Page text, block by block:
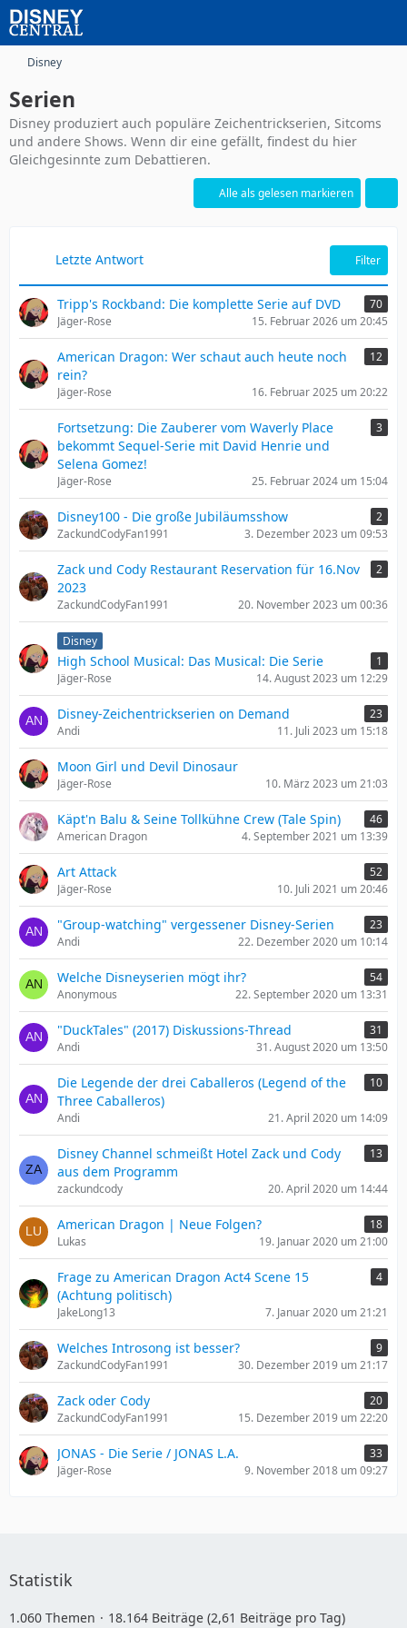
Disney
Serien
Disney produziert auch populäre Zeichentrickserien, Sitcoms
und andere Shows. Wenn dir eine gefällt, findest du hier
Gleichgesinnte zum Debattieren.
Alle als gelesen markieren
Letzte Antwort Filter
Tripp's Rockband: Die komplette Serie auf DVD
70
Jäger-Rose
15. Februar 2026 um 20:45
American Dragon: Wer schaut auch heute noch
rein?
12
Jäger-Rose 16. Februar 2025 um 20:22
Fortsetzung: Die Zauberer vom Waverly Place
bekommt Sequel-Serie mit David Henrie und
Selena Gomez!
3
Jäger-Rose 25. Februar 2024 um 15:04
Disney100 - Die große Jubiläumsshow
2
ZackundCodyFan1991
3. Dezember 2023 um 09:53
Zack und Cody Restaurant Reservation für 16.Nov
2023
2
ZackundCodyFan1991 20. November 2023 um 00:36
Disney
High School Musical: Das Musical: Die Serie
1
Jäger-Rose
14. August 2023 um 12:29
Disney-Zeichentrickserien on Demand
23
Andi
11. Juli 2023 um 15:18
Moon Girl und Devil Dinosaur
Jäger-Rose 10. März 2023 um 21:03
Käpt'n Balu & Seine Tollkühne Crew (Tale Spin)
46
American Dragon
4. September 2021 um 13:39
Art Attack
52
Jäger-Rose
10. Juli 2021 um 20:46
"Group-watching" vergessener Disney-Serien
23
Andi
22. Dezember 2020 um 10:14
Welche Disneyserien mögt ihr?
54
Anonymous
22. September 2020 um 13:31
"DuckTales" (2017) Diskussions-Thread
31
Andi
31. August 2020 um 13:50
Die Legende der drei Caballeros (Legend of the
Three Caballeros)
10
Andi 21. April 2020 um 14:09
Disney Channel schmeißt Hotel Zack und Cody
aus dem Programm
13
zackundcody 20. April 2020 um 14:44
American Dragon | Neue Folgen?
18
Lukas
19. Januar 2020 um 21:00
Frage zu American Dragon Act4 Scene 15
(Achtung politisch)
4
JakeLong13 7. Januar 2020 um 21:21
Welches Introsong ist besser?
9
ZackundCodyFan1991
30. Dezember 2019 um 21:17
Zack oder Cody
20
ZackundCodyFan1991
15. Dezember 2019 um 22:20
JONAS - Die Serie / JONAS L.A.
33
Jäger-Rose
9. November 2018 um 09:27
Statistik
1.060 Themen 18.164 Beiträge (2,61 Beiträge pro Tag)